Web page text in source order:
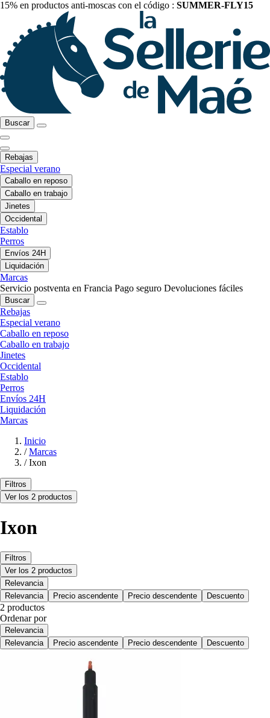
15% en productos anti-moscas con el código : SUMMER-FLY15
Buscar
Rebajas
Especial verano
Caballo en reposo
Caballo en trabajo
Jinetes
Occidental
Establo
Perros
Envíos 24H
Liquidación
Marcas
Servicio postventa en Francia Pago seguro Devoluciones fáciles
Buscar
Rebajas
Especial verano
Caballo en reposo
Caballo en trabajo
Jinetes
Occidental
Establo
Perros
Envíos 24H
Liquidación
Marcas
Inicio
/ Marcas
/ Ixon
Filtros
Ver los 2 productos
Ixon
Filtros
Ver los 2 productos
Relevancia
Relevancia
Precio ascendente Precio descendente Descuento
2 productos
Ordenar por
Relevancia
Relevancia
Precio ascendente Precio descendente Descuento